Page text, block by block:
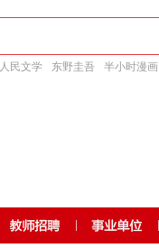
人民文学 东野圭吾 半小时漫画